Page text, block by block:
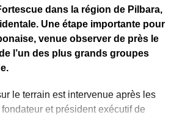
dans la région de Pilbara,
Une étape importante pour
venue observer de près le
l’un des plus grands groupes
le terrain est intervenue après les
et président exécutif de